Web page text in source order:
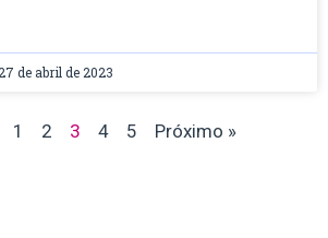
27 de abril de 2023
1 2 3 4 5 Próximo »